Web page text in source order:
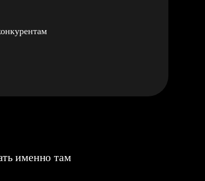
именно там